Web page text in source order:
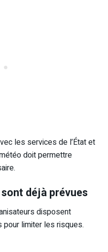
les services de l’État et
doit permettre
déjà prévues
disposent
pour limiter les risques.